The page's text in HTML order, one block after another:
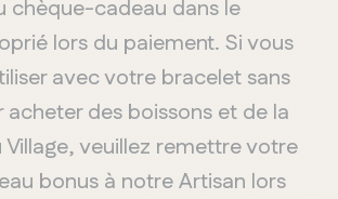
chèque-cadeau dans le
lors du paiement. Si vous
avec votre bracelet sans
des boissons et de la
Village, veuillez remettre votre
bonus à notre Artisan lors